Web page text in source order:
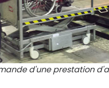
d'une prestation